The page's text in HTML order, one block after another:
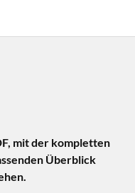
mit der kompletten
Überblick